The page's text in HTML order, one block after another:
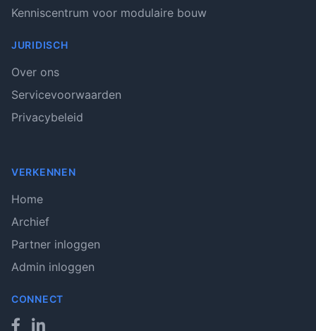
Kenniscentrum voor modulaire bouw
JURIDISCH
Over ons
Servicevoorwaarden
Privacybeleid
VERKENNEN
Home
Archief
Partner inloggen
Admin inloggen
CONNECT